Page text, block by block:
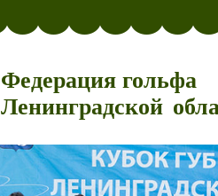
Федерация гольфа
Ленинградской